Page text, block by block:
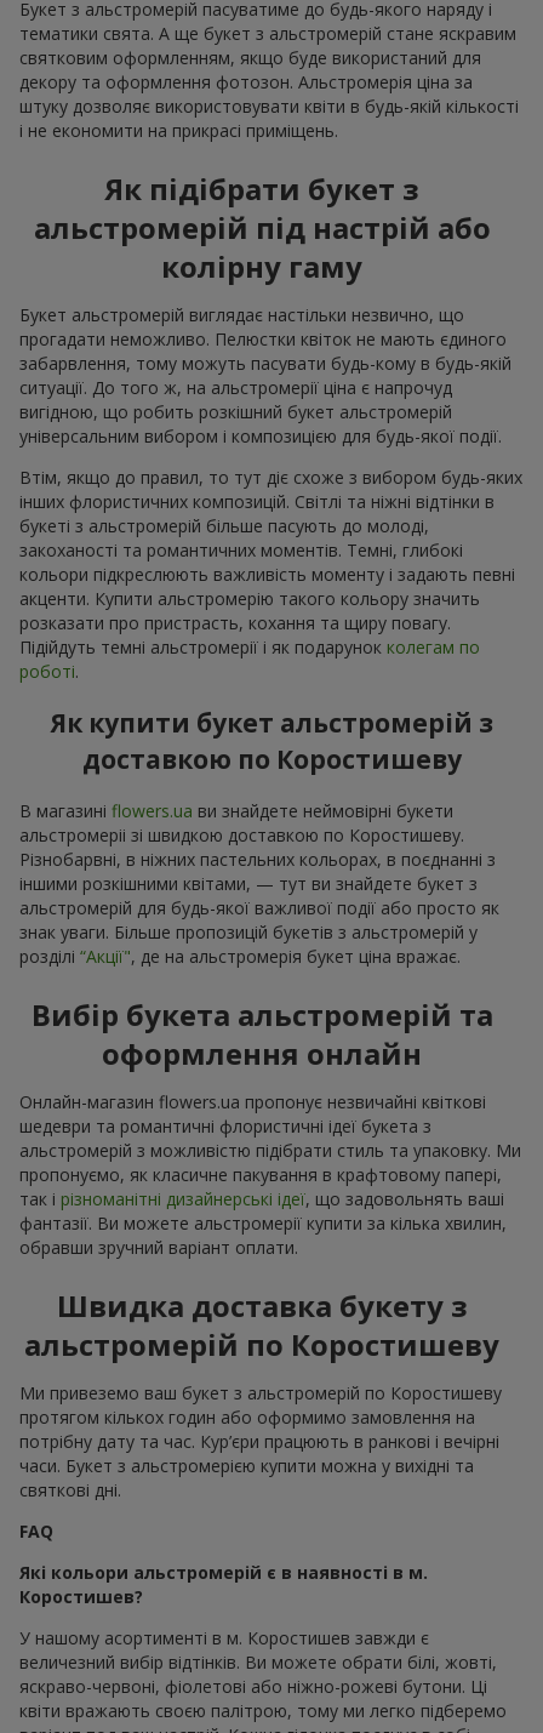
Букет з альстромерій пасуватиме до будь-якого наряду і
тематики свята. А ще букет з альстромерій стане яскравим
святковим оформленням, якщо буде використаний для
декору та оформлення фотозон. Альстромерія ціна за
штуку дозволяє використовувати квіти в будь-якій кількості
і не економити на прикрасі приміщень.
Як підібрати букет з
альстромерій під настрій або
колірну гаму
Букет альстромерій виглядає настільки незвично, що
прогадати неможливо. Пелюстки квіток не мають єдиного
забарвлення, тому можуть пасувати будь-кому в будь-якій
ситуації. До того ж, на альстромерії ціна є напрочуд
вигідною, що робить розкішний букет альстромерій
універсальним вибором і композицією для будь-якої події.
Втім, якщо до правил, то тут діє схоже з вибором будь-яких
інших флористичних композицій. Світлі та ніжні відтінки в
букеті з альстромерій більше пасують до молоді,
закоханості та романтичних моментів. Темні, глибокі
кольори підкреслюють важливість моменту і задають певні
акценти. Купити альстромерію такого кольору значить
розказати про пристрасть, кохання та щиру повагу.
Підійдуть темні альстромерії і як подарунок колегам по
роботі.
Як купити букет альстромерій з
доставкою по Коростишеву
В магазині flowers.ua ви знайдете неймовірні букети
альстромеріі зі швидкою доставкою по Коростишеву.
Різнобарвні, в ніжних пастельних кольорах, в поєднанні з
іншими розкішними квітами, — тут ви знайдете букет з
альстромерій для будь-якої важливої події або просто як
знак уваги. Більше пропозицій букетів з альстромерій у
розділі “Акції", де на альстромерія букет ціна вражає.
Вибір букета альстромерій та
оформлення онлайн
Онлайн-магазин flowers.ua пропонує незвичайні квіткові
шедеври та романтичні флористичні ідеї букета з
альстромерій з можливістю підібрати стиль та упаковку. Ми
пропонуємо, як класичне пакування в крафтовому папері,
так і різноманітні дизайнерські ідеї, що задовольнять ваші
фантазії. Ви можете альстромерії купити за кілька хвилин,
обравши зручний варіант оплати.
Швидка доставка букету з
альстромерій по Коростишеву
Ми привеземо ваш букет з альстромерій по Коростишеву
протягом кількох годин або оформимо замовлення на
потрібну дату та час. Кур’єри працюють в ранкові і вечірні
часи. Букет з альстромерією купити можна у вихідні та
святкові дні.
FAQ
Які кольори альстромерій є в наявності в м.
Коростишев?
У нашому асортименті в м. Коростишев завжди є
величезний вибір відтінків. Ви можете обрати білі, жовті,
яскраво-червоні, фіолетові або ніжно-рожеві бутони. Ці
квіти вражають своєю палітрою, тому ми легко підберемо